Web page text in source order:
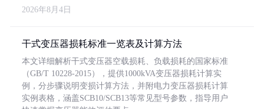
2026年8月4日
干式变压器损耗标准一览表及计算方法
本文详细解析干式变压器空载损耗、负载损耗的国家标准
（GB/T 10228-2015），提供1000kVA变压器损耗计算实
例，分步骤说明变损计算方法，并附电力变压器损耗计算
实例表格，涵盖SCB10/SCB13等常见型号参数，指导用户